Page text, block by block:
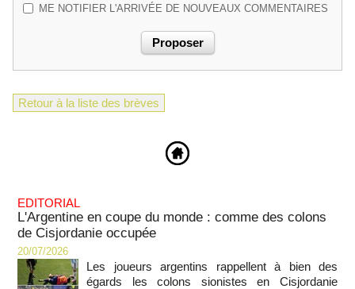
ME NOTIFIER L'ARRIVÉE DE NOUVEAUX COMMENTAIRES
Retour à la liste des brèves
EDITORIAL
L'Argentine en coupe du monde : comme des colons
de Cisjordanie occupée
20/07/2026
Les joueurs argentins rappellent à bien des
égards les colons sionistes en Cisjordanie